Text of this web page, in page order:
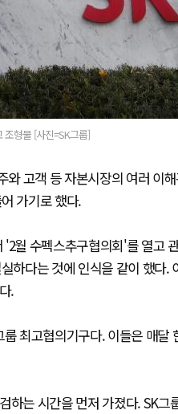
조형물 [사진=SK그룹]
고객 등 자본시장의 여러 이
가기로 했다.
월 수펙스추구협의회'를 열고
하다는 것에 인식을 같이 했다.
.
최고협의기구다. 이들은 매달
하는 시간을 먼저 가졌다. SK